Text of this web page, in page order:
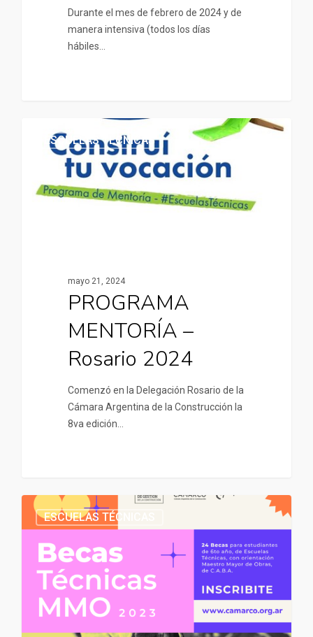
Durante el mes de febrero de 2024 y de
manera intensiva (todos los días
hábiles…
ESCUELAS TÉCNICAS
mayo 21, 2024
PROGRAMA
MENTORÍA –
Rosario 2024
Comenzó en la Delegación Rosario de la
Cámara Argentina de la Construcción la
8va edición…
ESCUELAS TÉCNICAS